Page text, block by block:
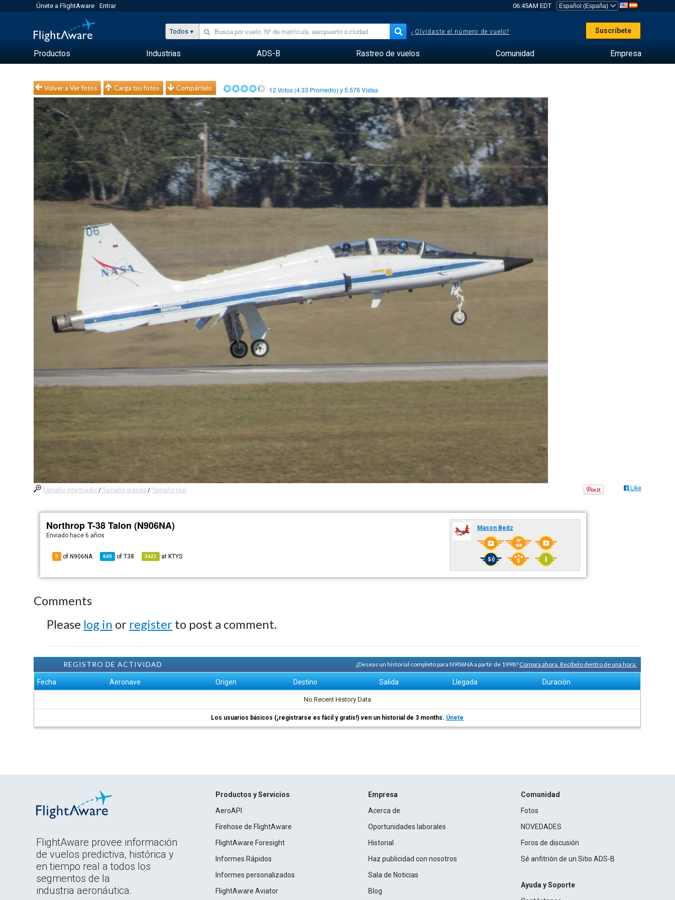
Únete a FlightAware Entrar 06:45AM EDT
Todos ¿Olvidaste el número de vuelo? Suscríbete
Productos Industrias ADS-B Rastreo de vuelos Comunidad Empresa
Volver a Ver fotos Carga tus fotos Compártelo 12 Votos (4.33 Promedio) y5.576 Vistas
Tamaño intermedio /Tamaño grande /Tamaño real Like
Northrop T-38 Talon (N906NA)
Enviado hace 6 años
9 of N906NA 849 ofT38 3421 at KTYS
Mason Beitz
Comments
Please log in or register to post a comment.
REGISTRO DE ACTIVIDAD ¿Deseas un historial completo para N906NA a partir de 1998?Compra ahora. Recíbelo dentro de una hora.
Fecha Aeronave Origen Destino Salida Llegada Duración
No Recent History Data
Los usuarios básicos (¡registrarse es fácil y gratis!) ven un historial de 3 months. Únete
FlightAware provee información
de vuelos predictiva, histórica y
en tiempo real a todos los
segmentos de la
industria aeronáutica.
Productos y Servicios
AeroAPI
Firehose de FlightAware
FlightAware Foresight
Informes Rápidos
Informes personalizados
FlightAware Aviator
Empresa
Acerca de
Oportunidades laborales
Historial
Haz publicidad con nosotros
Sala de Noticias
Blog
Comunidad
Fotos
NOVEDADES
Foros de discusión
Sé anfitrión de un Sitio ADS-B
Ayuda y Soporte